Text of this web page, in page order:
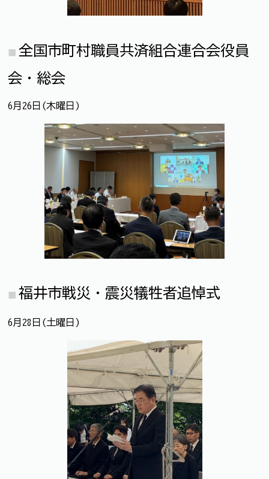
全国市町村職員共済組合連合会役員
会・総会
6月26日(木曜日)
福井市戦災・震災犠牲者追悼式
6月28日(土曜日)